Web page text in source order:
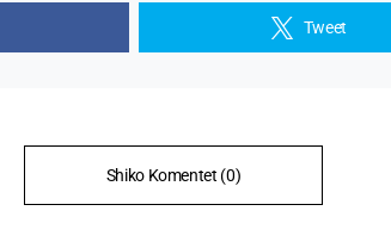
Tweet
Shiko Komentet (0)